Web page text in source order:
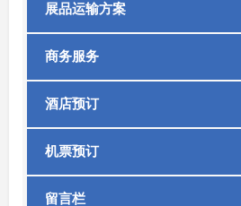
展品运输方案
商务服务
酒店预订
机票预订
留言栏